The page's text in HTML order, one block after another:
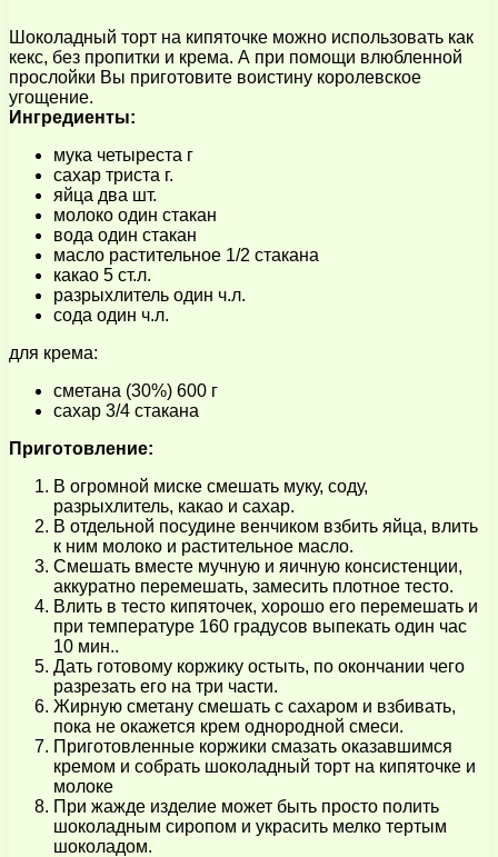
Шоколадный торт на кипяточке можно использовать как
кекс, без пропитки и крема. А при помощи влюбленной
прослойки Вы приготовите воистину королевское
угощение.
Ингредиенты:
мука четыреста г
сахар триста г.
яйца два шт.
молоко один стакан
вода один стакан
масло растительное 1/2 стакана
какао 5 ст.л.
разрыхлитель один ч.л.
сода один ч.л.
для крема:
сметана (30%) 600 г
сахар 3/4 стакана
Приготовление:
В огромной миске смешать муку, соду,
разрыхлитель, какао и сахар.
В отдельной посудине венчиком взбить яйца, влить
к ним молоко и растительное масло.
Смешать вместе мучную и яичную консистенции,
аккуратно перемешать, замесить плотное тесто.
Влить в тесто кипяточек, хорошо его перемешать и
при температуре 160 градусов выпекать один час
10 мин..
Дать готовому коржику остыть, по окончании чего
разрезать его на три части.
Жирную сметану смешать с сахаром и взбивать,
пока не окажется крем однородной смеси.
Приготовленные коржики смазать оказавшимся
кремом и собрать шоколадный торт на кипяточке и
молоке
При жажде изделие может быть просто полить
шоколадным сиропом и украсить мелко тертым
шоколадом.